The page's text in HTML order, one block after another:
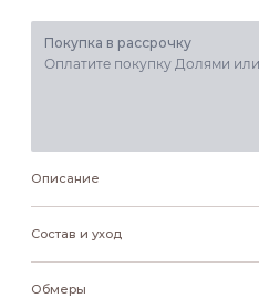
Покупка в рассрочку
Оплатите покупку Долями
Описание
Состав и уход
Обмеры